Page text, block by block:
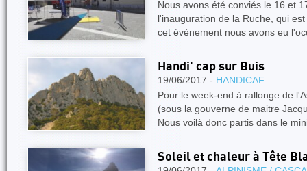
Nous avons été conviés le 16 et
l'inauguration de la Ruche, qui
cet évènement nous avons eu
Handi' cap sur Buis
19/06/2017 - HANDICAF
Pour le week-end à rallonge de
(sous la gouverne de maitre
Nous voilà donc partis dans le
Soleil et chaleur à Tête